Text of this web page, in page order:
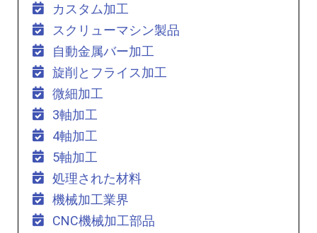
カスタム加工
スクリューマシン製品
自動金属バー加工
旋削とフライス加工
微細加工
3軸加工
4軸加工
5軸加工
処理された材料
機械加工業界
CNC機械加工部品